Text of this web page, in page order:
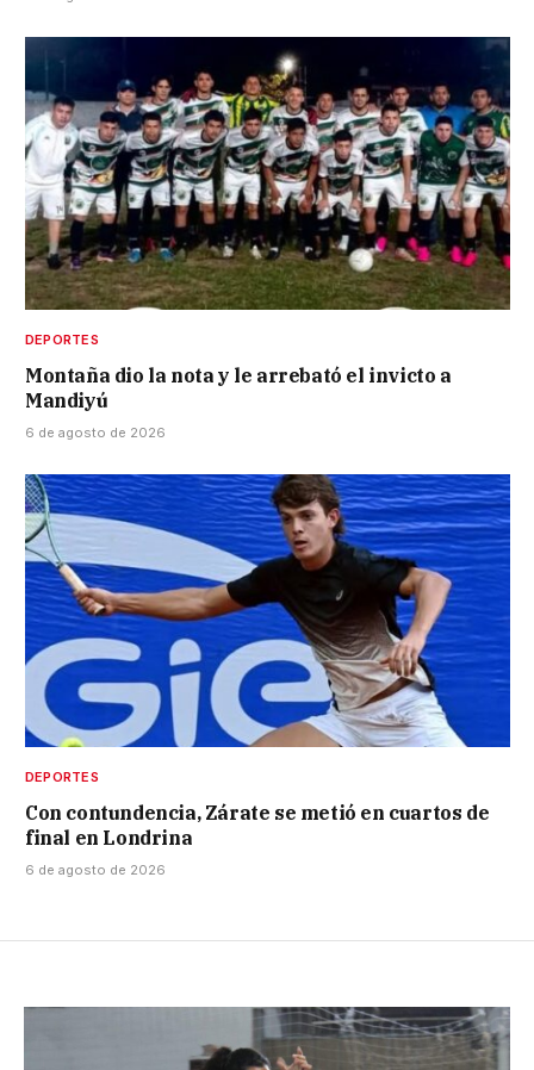
DEPORTES
Montaña dio la nota y le arrebató el invicto a
Mandiyú
6 de agosto de 2026
DEPORTES
Con contundencia, Zárate se metió en cuartos de
final en Londrina
6 de agosto de 2026